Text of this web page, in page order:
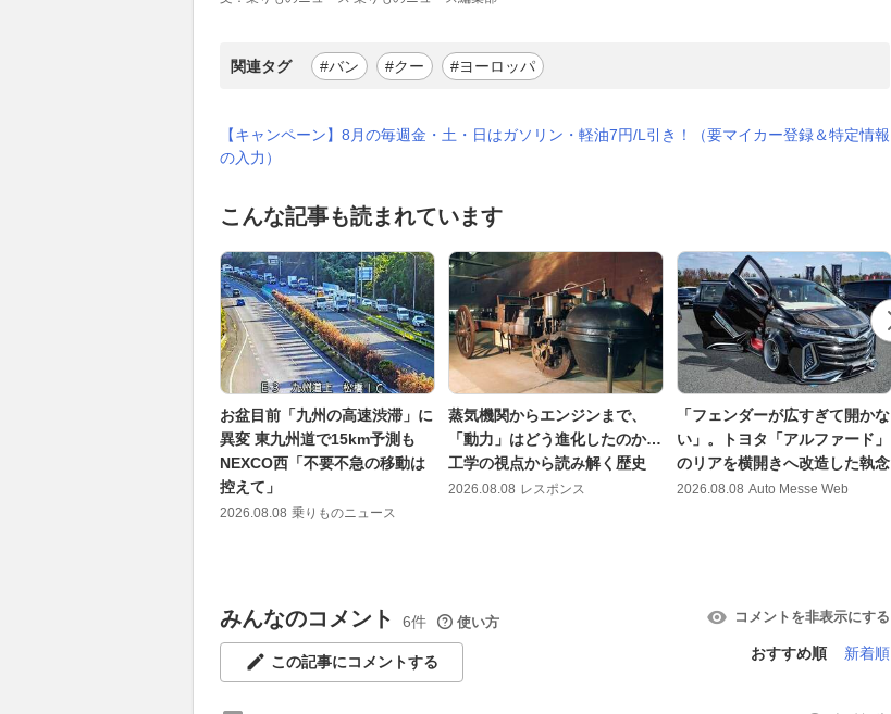
関連タグ #バン #クー #ヨーロッパ
【キャンペーン】8月の毎週金・土・日はガソリン・軽油7円/L引き！（要マイカー登録＆特定情報
の入力）
こんな記事も読まれています
お盆目前「九州の高速渋滞」に
異変 東九州道で15km予測も
NEXCO西「不要不急の移動は
控えて」
2026.08.08 乗りものニュース
蒸気機関からエンジンまで、
「動力」はどう進化したのか…
工学の視点から読み解く歴史
2026.08.08 レスポンス
「フェンダーが広すぎて開かな
い」。トヨタ「アルファード」
のリアを横開きへ改造した執念
2026.08.08 Auto Messe Web
みんなのコメント 6件 使い方 コメントを非表示にする
この記事にコメントする
おすすめ順 新着順